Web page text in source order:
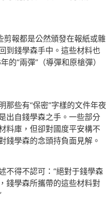
剪報都是公然頒發在報紙或雜
到錢學森手中。這些材料也
的“兩彈”（導彈和原槍彈）
些有“保密”字樣的文件年夜
出自錢學森之手。一些部分
料庫，但卻對國度平安構不
錢學森的念頭持負面見解。
得不認可：“絕對于錢學森
錢學森所攜帶的這些材料對